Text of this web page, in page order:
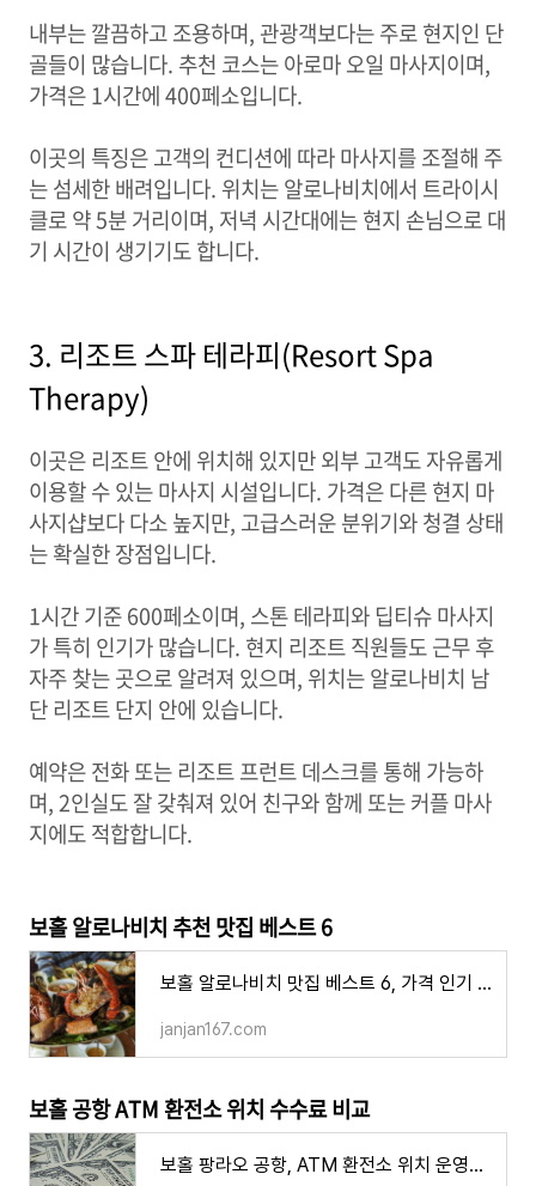
내부는 깔끔하고 조용하며, 관광객보다는 주로 현지인 단
골들이 많습니다. 추천 코스는 아로마 오일 마사지이며,
가격은 1시간에 400페소입니다.
이곳의 특징은 고객의 컨디션에 따라 마사지를 조절해 주
는 섬세한 배려입니다. 위치는 알로나비치에서 트라이시
클로 약 5분 거리이며, 저녁 시간대에는 현지 손님으로 대
기 시간이 생기기도 합니다.
3. 리조트 스파 테라피(Resort Spa
Therapy)
이곳은 리조트 안에 위치해 있지만 외부 고객도 자유롭게
이용할 수 있는 마사지 시설입니다. 가격은 다른 현지 마
사지샵보다 다소 높지만, 고급스러운 분위기와 청결 상태
는 확실한 장점입니다.
1시간 기준 600페소이며, 스톤 테라피와 딥티슈 마사지
가 특히 인기가 많습니다. 현지 리조트 직원들도 근무 후
자주 찾는 곳으로 알려져 있으며, 위치는 알로나비치 남
단 리조트 단지 안에 있습니다.
예약은 전화 또는 리조트 프런트 데스크를 통해 가능하
며, 2인실도 잘 갖춰져 있어 친구와 함께 또는 커플 마사
지에도 적합합니다.
보홀 알로나비치 추천 맛집 베스트 6
보홀 알로나비치 맛집 베스트 6, 가격 인기 음식점 추천 가성비 분위기
janjan167.com
보홀 공항 ATM 환전소 위치 수수료 비교
보홀 팡라오 공항, ATM 환전소 위치 운영시간 환전 수수료 비교 와이파이